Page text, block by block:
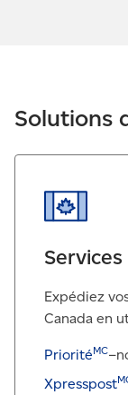
Solutions
Expédiez
Canada en
PrioritéMC
Xpresspost